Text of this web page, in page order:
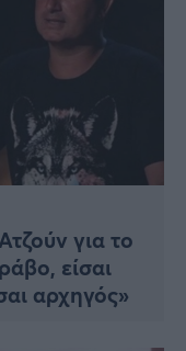
για το
είσαι
αρχηγός»